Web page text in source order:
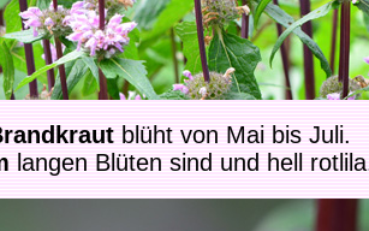
blüht von Mai bis Juli.
langen Blüten sind und hell